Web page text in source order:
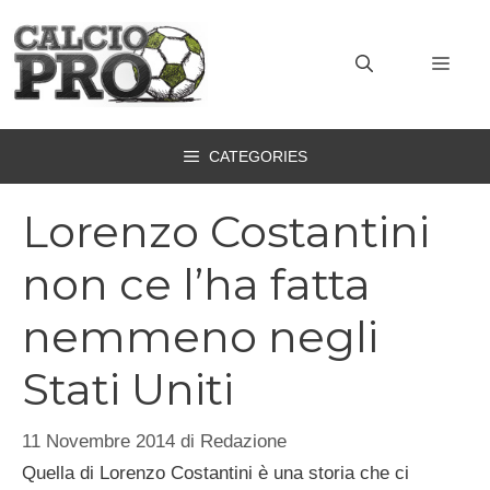
contenuto
CATEGORIES
Lorenzo Costantini
non ce l’ha fatta
nemmeno negli
Stati Uniti
11 Novembre 2014 di Redazione
Quella di Lorenzo Costantini è una storia che ci